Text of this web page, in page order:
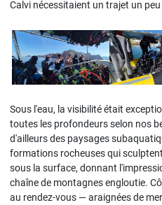
Calvi nécessitaient un trajet un
Sous l'eau, la visibilité était
toutes les profondeurs selon nos
d'ailleurs des paysages
formations rocheuses qui
sous la surface, donnant
chaîne de montagnes engloutie.
au rendez-vous — araignées de